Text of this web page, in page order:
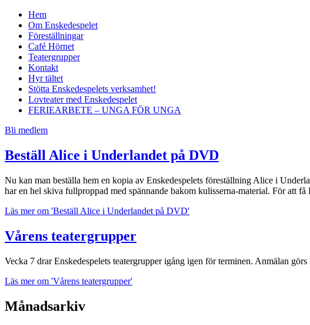
Hem
Om Enskedespelet
Föreställningar
Café Hörnet
Teatergrupper
Kontakt
Hyr tältet
Stötta Enskedespelets verksamhet!
Lovteater med Enskedespelet
FERIEARBETE – UNGA FÖR UNGA
Bli medlem
Beställ Alice i Underlandet på DVD
Nu kan man beställa hem en kopia av Enskedespelets föreställning Alice i
har en hel skiva fullproppad med spännande bakom kulisserna-material. För
Läs merom 'Beställ Alice i Underlandet på DVD'
Vårens teatergrupper
Vecka 7 drar Enskedespelets teatergrupper igång igen för terminen. Anmälan
Läs merom 'Vårens teatergrupper'
Månadsarkiv